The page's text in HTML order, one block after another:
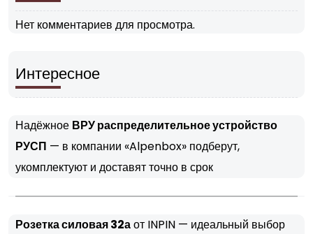
Нет комментариев для просмотра.
Интересное
Надёжное ВРУ распределительное устройство
РУСП — в компании «Alpenbox» подберут,
укомплектуют и доставят точно в срок
Розетка силовая 32аот INPIN — идеальный выбор